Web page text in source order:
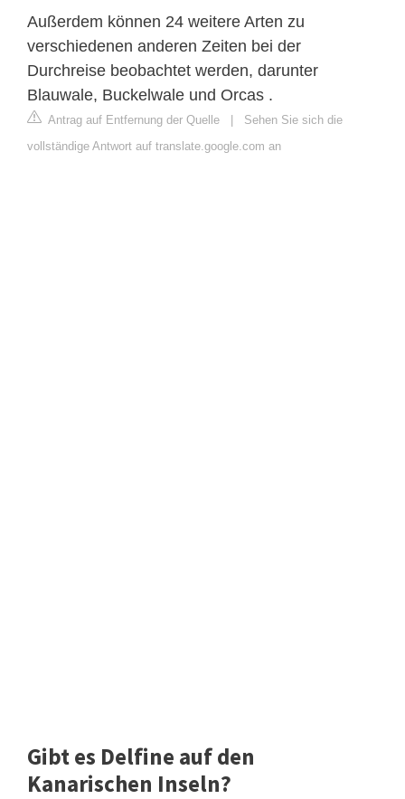
Außerdem können 24 weitere Arten zu
verschiedenen anderen Zeiten bei der
Durchreise beobachtet werden, darunter
Blauwale, Buckelwale und Orcas .
Antrag auf Entfernung der Quelle | Sehen Sie sich die
vollständige Antwort auf translate.google.com an
Gibt es Delfine auf den
Kanarischen Inseln?